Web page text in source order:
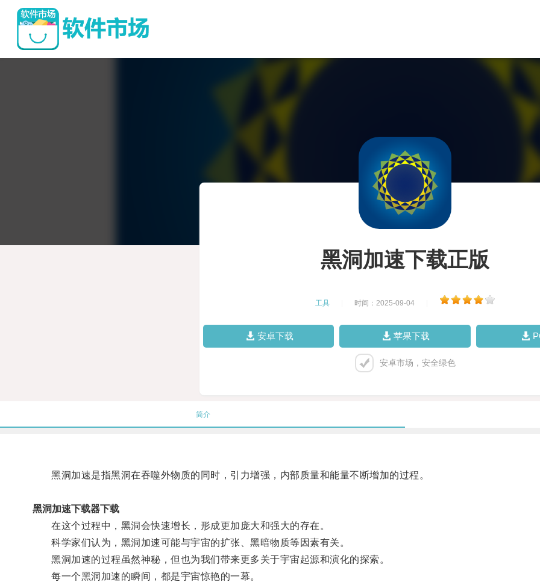
黑洞加速下载正版
工具 时间：2025-09-04
安卓下载 苹果下载
安卓市场，安全绿色
简介
黑洞加速是指黑洞在吞噬外物质的同时，引力增强，内部质量和能量不断增加的过程。
黑洞加速下载器下载
在这个过程中，黑洞会快速增长，形成更加庞大和强大的存在。
科学家们认为，黑洞加速可能与宇宙的扩张、黑暗物质等因素有关。
黑洞加速的过程虽然神秘，但也为我们带来更多关于宇宙起源和演化的探索。
每一个黑洞加速的瞬间，都是宇宙惊艳的一幕。